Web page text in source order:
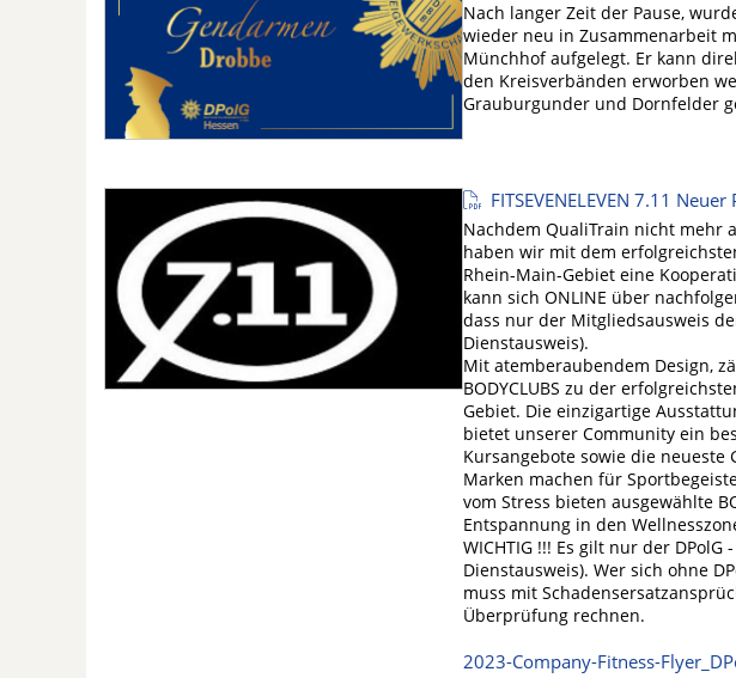
Nach langer Zeit der Pause,
wieder neu in Zusammenarbeit
Münchhof aufgelegt. Er kann
den Kreisverbänden erworben
Grauburgunder und Dornfelder
FITSEVENELEVEN 7.11
Nachdem QualiTrain nicht mehr
haben wir mit dem
Rhein-Main-Gebiet eine
kann sich ONLINE über
dass nur der Mitgliedsausweis
Dienstausweis).
Mit atemberaubendem Design,
BODYCLUBS zu der
Gebiet. Die einzigartige
bietet unserer Community ein
Kursangebote sowie die
Marken machen für
vom Stress bieten ausgewählte
Entspannung in den
WICHTIG !!! Es gilt nur der
Dienstausweis). Wer sich ohne
muss mit
Überprüfung rechnen.
2023-Company-Fitness-